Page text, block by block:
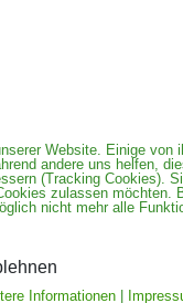
Website. Einige von
andere uns helfen,
(Tracking Cookies).
zulassen möchten.
nicht mehr alle
Informationen|